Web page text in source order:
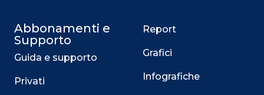
Abbonamenti e
Supporto
Guida e supporto
Privati
Report
Grafici
Infografiche